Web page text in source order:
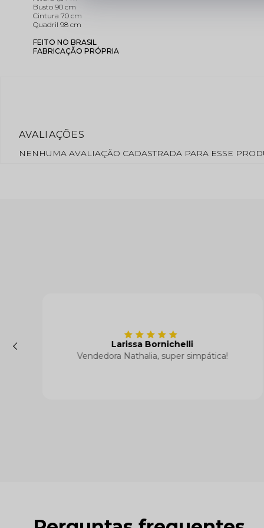
Busto 90 cm
Cintura 70 cm
Quadril 98 cm
FEITO NO BRASIL
FABRICAÇÃO PRÓPRIA
NENHUMA AVALIAÇÃO CADASTRADA PARA ESSE
Compro há anoos.
10 anos sendo revendedor e só tenho a
agradecer. Sucesso galera.